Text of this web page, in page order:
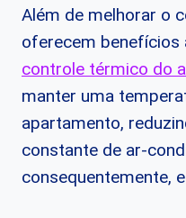
Além de melhorar o
oferecem benefícios
controle térmico do
manter uma
apartamento,
constante de ar-
consequentemente,